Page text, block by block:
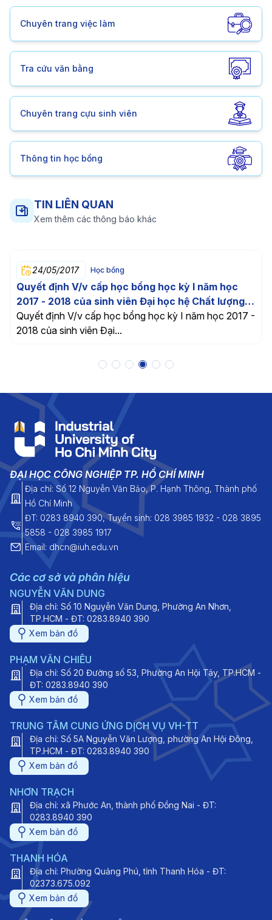
Chuyên trang việc làm
Tra cứu văn bằng
Chuyên trang cựu sinh viên
Thông tin học bổng
TIN LIÊN QUAN
Xem thêm các thông báo khác
24/05/2017 Học bổng
Quyết định V/v cấp học bổng học kỳ I năm học
2017 - 2018 của sinh viên Đại học hệ Chất lượng
cao
Quyết định V/v cấp học bổng học kỳ I năm học 2017 -
2018 của sinh viên Đại...
ĐẠI HỌC CÔNG NGHIỆP TP. HỒ CHÍ MINH
Địa chỉ: Số 12 Nguyễn Văn Bảo, P. Hạnh Thông, Thành phố
Hồ Chí Minh
ĐT: 0283 8940 390, Tuyển sinh: 028 3985 1932 - 028 3895
5858 - 028 3985 1917
Email: dhcn@iuh.edu.vn
Các cơ sở và phân hiệu
NGUYỄN VĂN DUNG
Địa chỉ: Số 10 Nguyễn Văn Dung, Phường An Nhơn,
TP.HCM - ĐT: 0283.8940 390
Xem bản đồ
PHẠM VĂN CHIÊU
Địa chỉ: Số 20 Đường số 53, Phường An Hội Tây, TP.HCM -
ĐT: 0283.8940 390
Xem bản đồ
TRUNG TÂM CUNG ỨNG DỊCH VỤ VH-TT
Địa chỉ: Số 5A Nguyễn Văn Lượng, phường An Hội Đông,
TP.HCM - ĐT: 0283.8940 390
Xem bản đồ
NHƠN TRẠCH
Địa chỉ: xã Phước An, thành phố Đồng Nai - ĐT:
0283.8940 390
Xem bản đồ
THANH HÓA
Địa chỉ: Phường Quảng Phú, tỉnh Thanh Hóa - ĐT:
02373.675.092
Xem bản đồ